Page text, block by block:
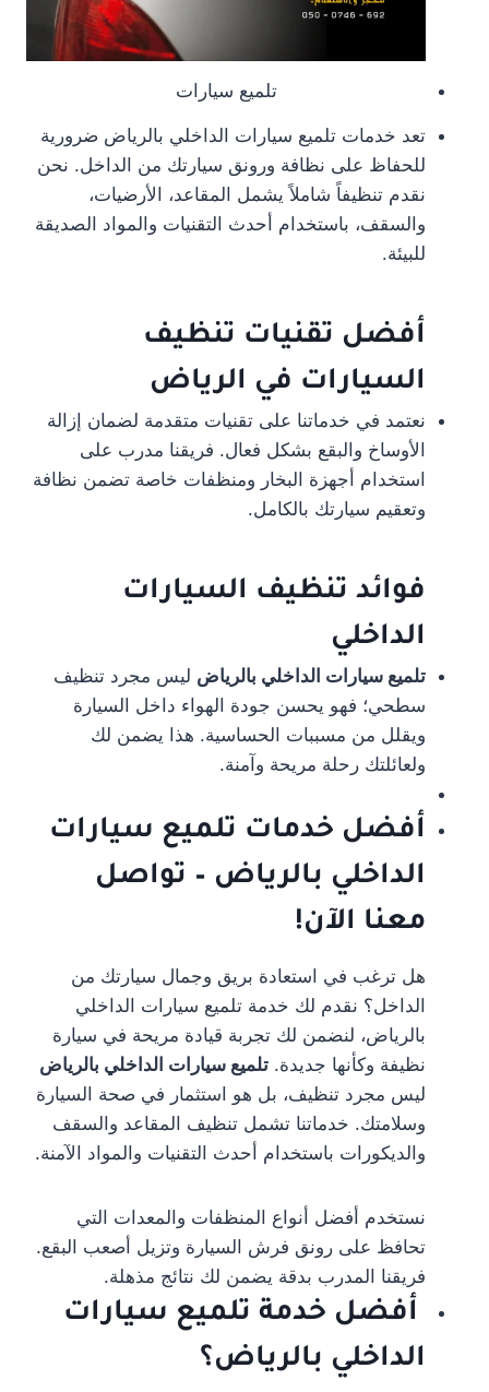
تلميع سيارات
تعد خدمات تلميع سيارات الداخلي بالرياض ضرورية
للحفاظ على نظافة ورونق سيارتك من الداخل. نحن
نقدم تنظيفاً شاملاً يشمل المقاعد، الأرضيات،
والسقف، باستخدام أحدث التقنيات والمواد الصديقة
للبيئة.
أفضل تقنيات تنظيف
السيارات في الرياض
نعتمد في خدماتنا على تقنيات متقدمة لضمان إزالة
الأوساخ والبقع بشكل فعال. فريقنا مدرب على
استخدام أجهزة البخار ومنظفات خاصة تضمن نظافة
وتعقيم سيارتك بالكامل.
فوائد تنظيف السيارات
الداخلي
تلميع سيارات الداخلي بالرياض ليس مجرد تنظيف
سطحي؛ فهو يحسن جودة الهواء داخل السيارة
ويقلل من مسببات الحساسية. هذا يضمن لك
ولعائلتك رحلة مريحة وآمنة.
أفضل خدمات تلميع سيارات
الداخلي بالرياض – تواصل
معنا الآن!
هل ترغب في استعادة بريق وجمال سيارتك من
الداخل؟ نقدم لك خدمة تلميع سيارات الداخلي
بالرياض، لنضمن لك تجربة قيادة مريحة في سيارة
نظيفة وكأنها جديدة. تلميع سيارات الداخلي بالرياض
ليس مجرد تنظيف، بل هو استثمار في صحة السيارة
وسلامتك. خدماتنا تشمل تنظيف المقاعد والسقف
والديكورات باستخدام أحدث التقنيات والمواد الآمنة.
نستخدم أفضل أنواع المنظفات والمعدات التي
تحافظ على رونق فرش السيارة وتزيل أصعب البقع.
فريقنا المدرب بدقة يضمن لك نتائج مذهلة.
أفضل خدمة تلميع سيارات
الداخلي بالرياض؟